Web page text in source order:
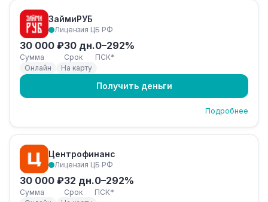
ЗаймиРУБ
Лицензия ЦБ РФ
30 000 ₽
Сумма
30 дн.
Срок
0–292%
ПСК*
Онлайн
На карту
Получить деньги
Подробнее
Центрофинанс
Лицензия ЦБ РФ
30 000 ₽
Сумма
32 дн.
Срок
0–292%
ПСК*